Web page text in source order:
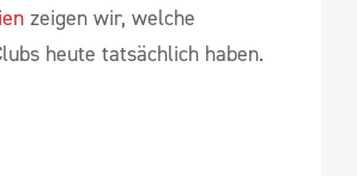
zeigen wir, welche
heute tatsächlich haben.